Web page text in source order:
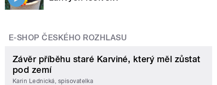
E-SHOP ČESKÉHO ROZHLASU
Závěr příběhu staré Karviné, který měl zůstat
pod zemí
Karin Lednická, spisovatelka